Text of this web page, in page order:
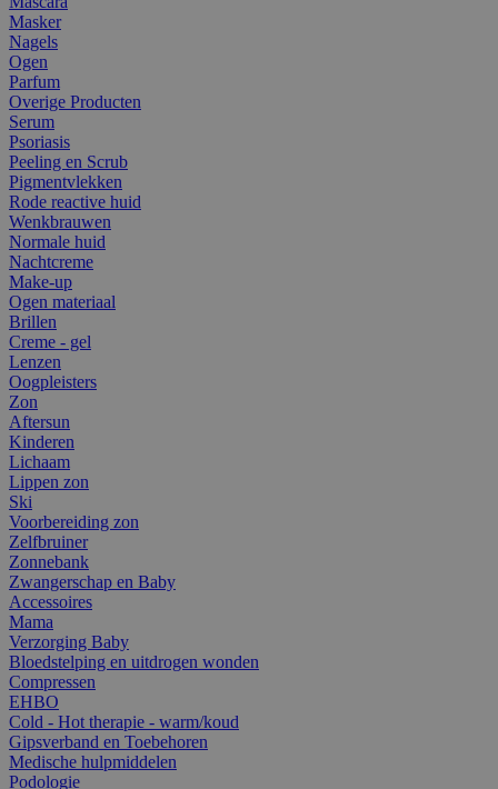
Masker
Nagels
Ogen
Parfum
Overige Producten
Serum
Psoriasis
Peeling en Scrub
Pigmentvlekken
Rode reactive huid
Wenkbrauwen
Normale huid
Nachtcreme
Make-up
Ogen materiaal
Brillen
Creme - gel
Lenzen
Oogpleisters
Zon
Aftersun
Kinderen
Lichaam
Lippen zon
Ski
Voorbereiding zon
Zelfbruiner
Zonnebank
Zwangerschap en Baby
Accessoires
Mama
Verzorging Baby
Bloedstelping en uitdrogen wonden
Compressen
EHBO
Cold - Hot therapie - warm/koud
Gipsverband en Toebehoren
Medische hulpmiddelen
Podologie